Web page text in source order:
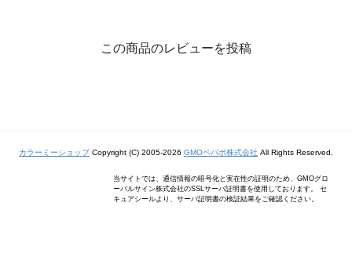
この商品のレビューを投稿
カラーミーショップCopyright (C) 2005-2026 GMOペパボ株式会社 All Rights Reserved.
当サイトでは、通信情報の暗号化と実在性の証明のため、GMOグロ
ーバルサイン株式会社のSSLサーバ証明書を使用しております。 セ
キュアシールより、サーバ証明書の検証結果をご確認ください。